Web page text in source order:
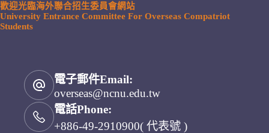
歡迎光臨海外聯合招生委員會網站
University Entrance Committee For Overseas Compatriot
Students
電子郵件Email:
overseas@ncnu.edu.tw
電話Phone:
+886-49-2910900( 代表號 )